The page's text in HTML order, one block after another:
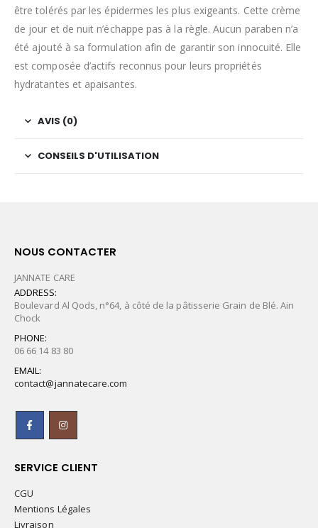
être tolérés par les épidermes les plus exigeants. Cette crème
de jour et de nuit n’échappe pas à la règle. Aucun paraben n’a
été ajouté à sa formulation afin de garantir son innocuité. Elle
est composée d’actifs reconnus pour leurs propriétés
hydratantes et apaisantes.
AVIS (0)
CONSEILS D'UTILISATION
NOUS CONTACTER
JANNATE CARE
ADDRESS:
Boulevard Al Qods, n°64, à côté de la pâtisserie Grain de Blé. Ain
Chock
PHONE:
06 66 14 83 80
EMAIL:
contact@jannatecare.com
SERVICE CLIENT
CGU
Mentions Légales
Livraison